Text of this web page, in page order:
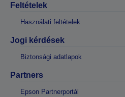
Feltételek
Használati feltételek
Jogi kérdések
Biztonsági adatlapok
Partners
Epson Partnerportál